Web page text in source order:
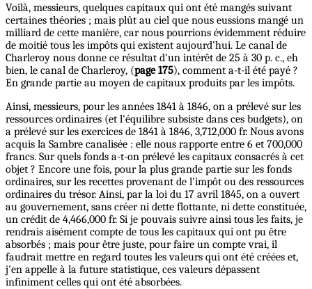
Voilà, messieurs, quelques capitaux qui ont été mangés suivant
certaines théories ; mais plût au ciel que nous eussions mangé un
milliard de cette manière, car nous pourrions évidemment réduire
de moitié tous les impôts qui existent aujourd’hui. Le canal de
Charleroy nous donne ce résultat d'un intérêt de 25 à 30 p. c., eh
bien, le canal de Charleroy, (page 175), comment a-t-il été payé ?
En grande partie au moyen de capitaux produits par les impôts.
Ainsi, messieurs, pour les années 1841 à 1846, on a prélevé sur les
ressources ordinaires (et l'équilibre subsiste dans ces budgets), on
a prélevé sur les exercices de 1841 à 1846, 3,712,000 fr. Nous avons
acquis la Sambre canalisée : elle nous rapporte entre 6 et 700,000
francs. Sur quels fonds a-t-on prélevé les capitaux consacrés à cet
objet ? Encore une fois, pour la plus grande partie sur les fonds
ordinaires, sur les recettes provenant de l'impôt ou des ressources
ordinaires du trésor. Ainsi, par la loi du 17 avril 1845, on a ouvert
au gouvernement, sans créer ni dette flottante, ni dette constituée,
un crédit de 4,466,000 fr. Si je pouvais suivre ainsi tous les faits, je
rendrais aisément compte de tous les capitaux qui ont pu être
absorbés ; mais pour être juste, pour faire un compte vrai, il
faudrait mettre en regard toutes les valeurs qui ont été créées et,
j'en appelle à la future statistique, ces valeurs dépassent
infiniment celles qui ont été absorbées.